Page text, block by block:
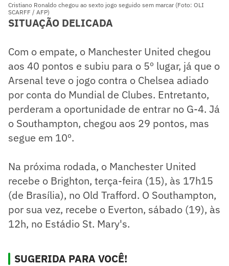
Cristiano Ronaldo chegou ao sexto jogo seguido sem marcar (Foto: OLI
SCARFF / AFP)
SITUAÇÃO DELICADA
Com o empate, o Manchester United chegou
aos 40 pontos e subiu para o 5º lugar, já que o
Arsenal teve o jogo contra o Chelsea adiado
por conta do Mundial de Clubes. Entretanto,
perderam a oportunidade de entrar no G-4. Já
o Southampton, chegou aos 29 pontos, mas
segue em 10º.
Na próxima rodada, o Manchester United
recebe o Brighton, terça-feira (15), às 17h15
(de Brasília), no Old Trafford. O Southampton,
por sua vez, recebe o Everton, sábado (19), às
12h, no Estádio St. Mary's.
SUGERIDA PARA VOCÊ!